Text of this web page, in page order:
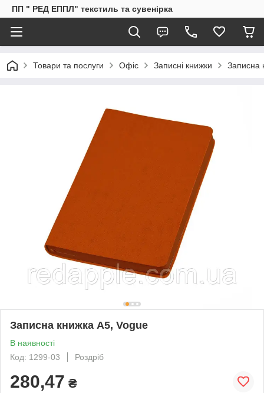
ПП " РЕД ЕППЛ" текстиль та сувенірка
Товари та послуги Офіс Записні книжки Записна
Записна книжка А5, Vogue
В наявності
Код: 1299-03
Роздріб
280,47 ₴